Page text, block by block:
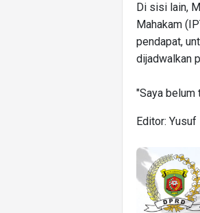
Di sisi lain,
Mahakam
pendapat,
dijadwalkan
"Saya belum
Editor: Yusuf